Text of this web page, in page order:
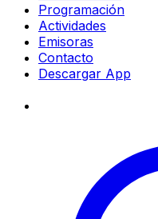
Programación
Actividades
Emisoras
Contacto
Descargar App